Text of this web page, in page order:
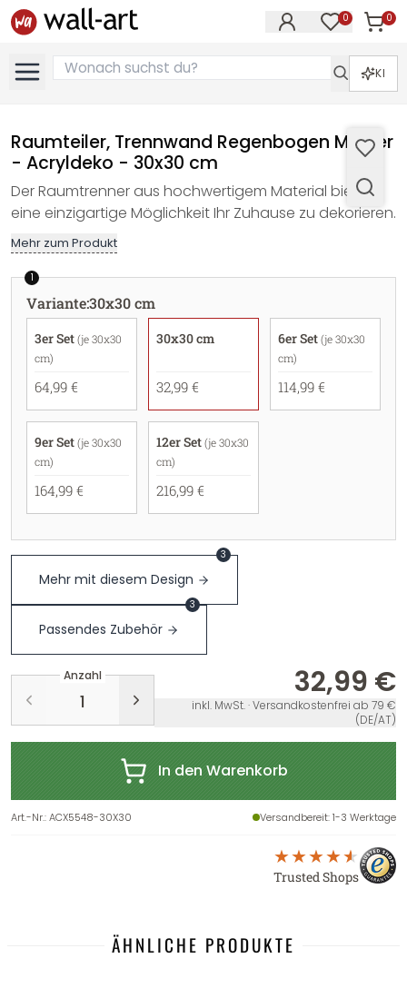
0 0
KI
Raumteiler, Trennwand Regenbogen Muster
- Acryldeko - 30x30 cm
Der Raumtrenner aus hochwertigem Material bietet
eine einzigartige Möglichkeit Ihr Zuhause zu dekorieren.
Mehr zum Produkt
1
Variante:30x30 cm
3er Set (je 30x30
cm)
64,99 €
30x30 cm
32,99 €
6er Set (je 30x30
cm)
114,99 €
9er Set (je 30x30
cm)
164,99 €
12er Set (je 30x30
cm)
216,99 €
Mehr mit diesem Design
3
Passendes Zubehör
3
Anzahl 32,99 €
inkl. MwSt. · Versandkostenfrei ab 79 €
(DE/AT)
In den Warenkorb
Art.-Nr.:ACX5548-30X30 Versandbereit: 1-3 Werktage
Trusted Shops
ÄHNLICHE PRODUKTE